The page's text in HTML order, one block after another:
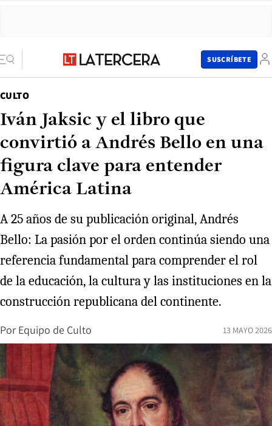
SUSCRÍBETE
CULTO
Iván Jaksic y el libro que
convirtió a Andrés Bello en una
figura clave para entender
América Latina
A 25 años de su publicación original, Andrés
Bello: La pasión por el orden continúa siendo una
referencia fundamental para comprender el rol
de la educación, la cultura y las instituciones en la
construcción republicana del continente.
Por Equipo de Culto 13 MAYO 2026